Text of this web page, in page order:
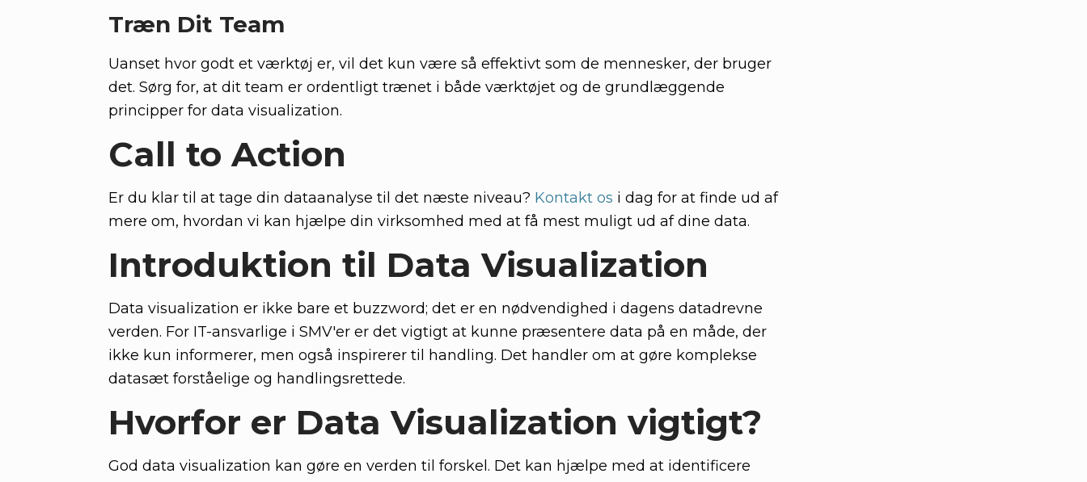
Træn Dit Team
Uanset hvor godt et værktøj er, vil det kun være så effektivt som de mennesker, der bruger
det. Sørg for, at dit team er ordentligt trænet i både værktøjet og de grundlæggende
principper for data visualization.
Call to Action
Er du klar til at tage din dataanalyse til det næste niveau? Kontakt os i dag for at finde ud af
mere om, hvordan vi kan hjælpe din virksomhed med at få mest muligt ud af dine data.
Introduktion til Data Visualization
Data visualization er ikke bare et buzzword; det er en nødvendighed i dagens datadrevne
verden. For IT-ansvarlige i SMV'er er det vigtigt at kunne præsentere data på en måde, der
ikke kun informerer, men også inspirerer til handling. Det handler om at gøre komplekse
datasæt forståelige og handlingsrettede.
Hvorfor er Data Visualization vigtigt?
God data visualization kan gøre en verden til forskel. Det kan hjælpe med at identificere